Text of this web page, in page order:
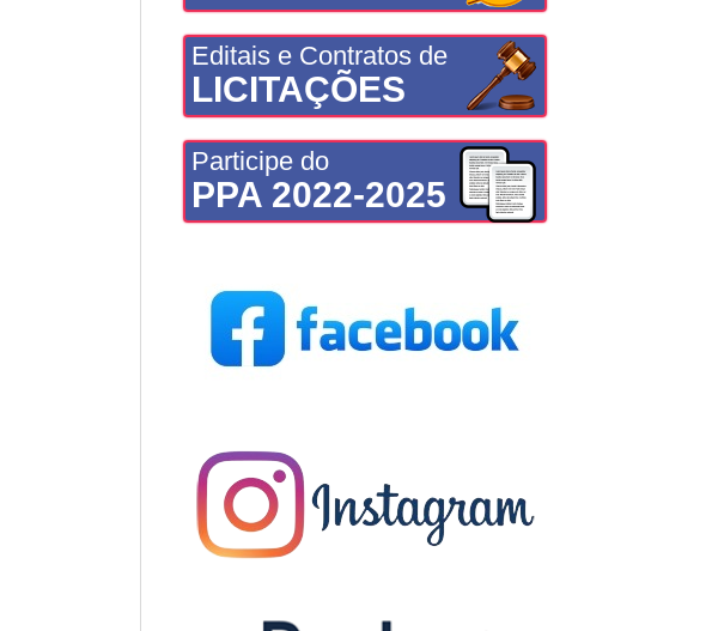
Editais e Contratos de
LICITAÇÕES
Participe do
PPA 2022-2025